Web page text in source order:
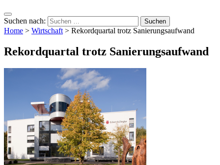
Suchen nach:
Home > Wirtschaft> Rekordquartal trotz Sanierungsaufwand
Rekordquartal trotz Sanierungsaufwand